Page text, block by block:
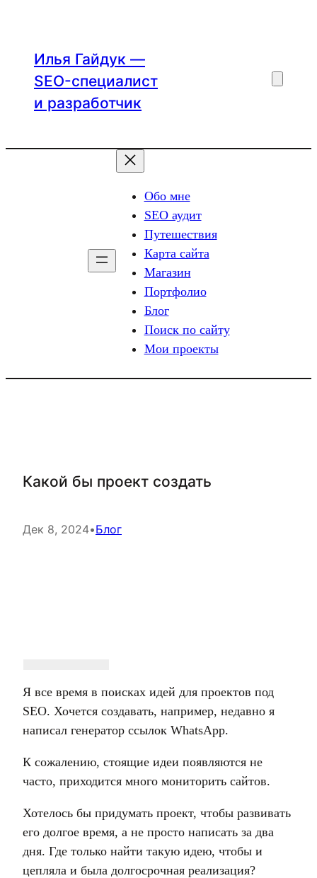
содержимому
Илья Гайдук —
SEO-специалист
и разработчик
Обо мне
SEO аудит
Путешествия
Карта сайта
Магазин
Портфолио
Блог
Поиск по сайту
Мои проекты
Какой бы проект создать
Дек 8, 2024•Блог
Я все время в поисках идей для проектов под
SEO. Хочется создавать, например, недавно я
написал генератор ссылок WhatsApp.
К сожалению, стоящие идеи появляются не
часто, приходится много мониторить сайтов.
Хотелось бы придумать проект, чтобы развивать
его долгое время, а не просто написать за два
дня. Где только найти такую идею, чтобы и
цепляла и была долгосрочная реализация?